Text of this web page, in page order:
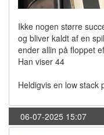
Ikke nogen større
og bliver kaldt af en
ender allin på floppet
Han viser 44
Heldigvis en low stack
06-07-2025 15:07